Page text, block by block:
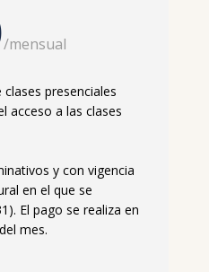
/mensual
presenciales
acceso a las clases
y con vigencia
en el que se
El pago se realiza en
mes.